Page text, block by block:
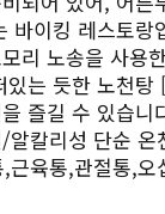
바이킹 레스토랑
리 노송을 사용
있는 듯한 노천탕
즐길 수 있습니
알칼리성 단순 온
근육통,관절통,오